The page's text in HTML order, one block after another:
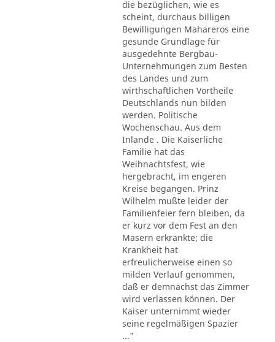
die bezüglichen, wie es
scheint, durchaus billigen
Bewilligungen Mahareros eine
gesunde Grundlage für
ausgedehnte Bergbau-
Unternehmungen zum Besten
des Landes und zum
wirthschaftlichen Vortheile
Deutschlands nun bilden
werden. Politische
Wochenschau. Aus dem
Inlande . Die Kaiserliche
Familie hat das
Weihnachtsfest, wie
hergebracht, im engeren
Kreise begangen. Prinz
Wilhelm mußte leider der
Familienfeier fern bleiben, da
er kurz vor dem Fest an den
Masern erkrankte; die
Krankheit hat
erfreulicherweise einen so
milden Verlauf genommen,
daß er demnächst das Zimmer
wird verlassen können. Der
Kaiser unternimmt wieder
seine regelmäßigen Spazier
..."